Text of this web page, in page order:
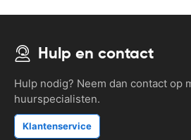
Hulp en contact
Hulp nodig? Neem dan contact op
huurspecialisten.
Klantenservice